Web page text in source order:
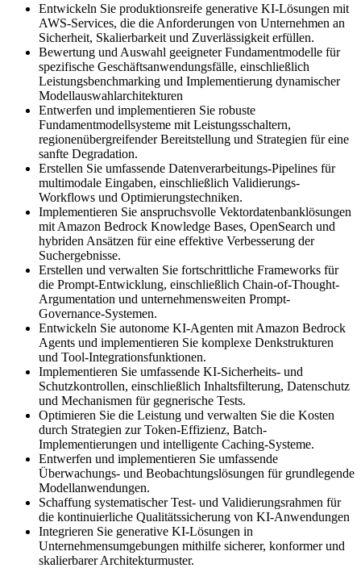
Entwickeln Sie produktionsreife generative KI-Lösungen mit
AWS-Services, die die Anforderungen von Unternehmen an
Sicherheit, Skalierbarkeit und Zuverlässigkeit erfüllen.
Bewertung und Auswahl geeigneter Fundamentmodelle für
spezifische Geschäftsanwendungsfälle, einschließlich
Leistungsbenchmarking und Implementierung dynamischer
Modellauswahlarchitekturen
Entwerfen und implementieren Sie robuste
Fundamentmodellsysteme mit Leistungsschaltern,
regionenübergreifender Bereitstellung und Strategien für eine
sanfte Degradation.
Erstellen Sie umfassende Datenverarbeitungs-Pipelines für
multimodale Eingaben, einschließlich Validierungs-
Workflows und Optimierungstechniken.
Implementieren Sie anspruchsvolle Vektordatenbanklösungen
mit Amazon Bedrock Knowledge Bases, OpenSearch und
hybriden Ansätzen für eine effektive Verbesserung der
Suchergebnisse.
Erstellen und verwalten Sie fortschrittliche Frameworks für
die Prompt-Entwicklung, einschließlich Chain-of-Thought-
Argumentation und unternehmensweiten Prompt-
Governance-Systemen.
Entwickeln Sie autonome KI-Agenten mit Amazon Bedrock
Agents und implementieren Sie komplexe Denkstrukturen
und Tool-Integrationsfunktionen.
Implementieren Sie umfassende KI-Sicherheits- und
Schutzkontrollen, einschließlich Inhaltsfilterung, Datenschutz
und Mechanismen für gegnerische Tests.
Optimieren Sie die Leistung und verwalten Sie die Kosten
durch Strategien zur Token-Effizienz, Batch-
Implementierungen und intelligente Caching-Systeme.
Entwerfen und implementieren Sie umfassende
Überwachungs- und Beobachtungslösungen für grundlegende
Modellanwendungen.
Schaffung systematischer Test- und Validierungsrahmen für
die kontinuierliche Qualitätssicherung von KI-Anwendungen
Integrieren Sie generative KI-Lösungen in
Unternehmensumgebungen mithilfe sicherer, konformer und
skalierbarer Architekturmuster.